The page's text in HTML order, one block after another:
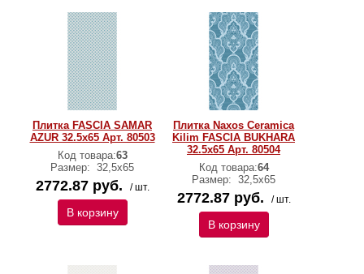
Плитка FASCIA SAMAR
AZUR 32.5x65 Арт. 80503
Код товара:63
Размер: 32,5х65
2772.87 руб. / шт.
В корзину
Плитка Naxos Ceramica
Kilim FASCIA BUKHARA
32.5x65 Арт. 80504
Код товара:64
Размер: 32,5х65
2772.87 руб. / шт.
В корзину